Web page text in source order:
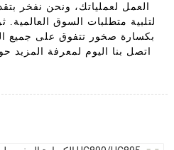
العمل لعملياتك، ونحن نفخر
لتلبية متطلبات السوق العالمية.
بكسارة صخور تتفوق على جميع
اتصل بنا اليوم لمعرفة